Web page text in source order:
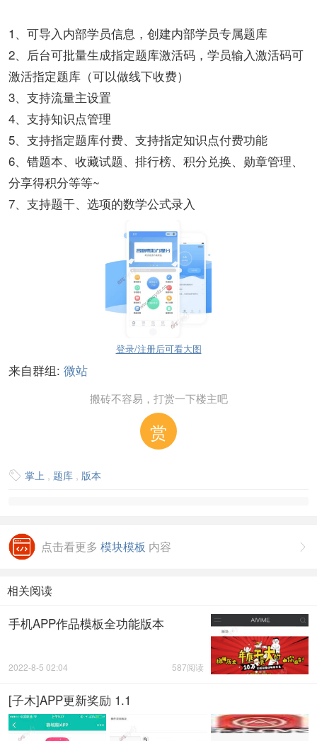
1、可导入内部学员信息，创建内部学员专属题库
2、后台可批量生成指定题库激活码，学员输入激活码可
激活指定题库（可以做线下收费）
3、支持流量主设置
4、支持知识点管理
5、支持指定题库付费、支持指定知识点付费功能
6、错题本、收藏试题、排行榜、积分兑换、勋章管理、
分享得积分等等~
7、支持题干、选项的数学公式录入
登录/注册后可看大图
来自群组: 微站
搬砖不容易，打赏一下楼主吧
赏
 掌上 , 题库 , 版本

点击看更多 模块模板 内容
相关阅读
手机APP作品模板全功能版本
587阅读
2022-8-5 02:04
[子木]APP更新奖励 1.1